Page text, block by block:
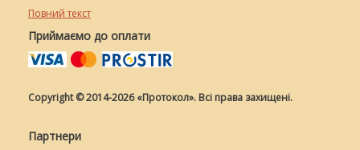
Повний текст
Приймаємо до оплати
Copyright © 2014-2026 «Протокол». Всі права захищені.
Партнери